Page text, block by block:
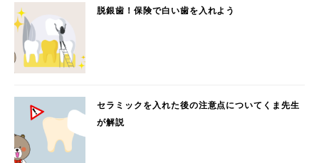
脱銀歯！保険で白い歯を入れよう
セラミックを入れた後の注意点についてくま先生
が解説